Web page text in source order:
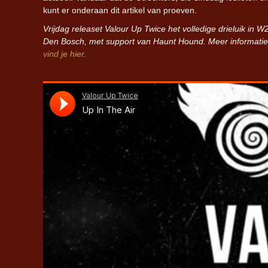
kunt er onderaan dit artikel van proeven.
Vrijdag releaset Valour Up Twice het volledige drieluik in
Den Bosch, met support van Haunt Hound. Meer informatie
vind je hier.